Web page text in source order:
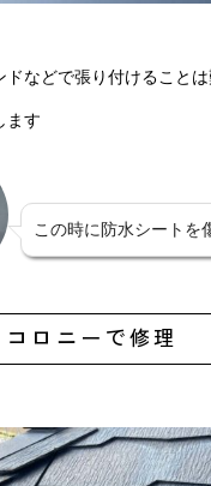
などで張り付けること
ます
この時に防水シートを
ロニーで修理